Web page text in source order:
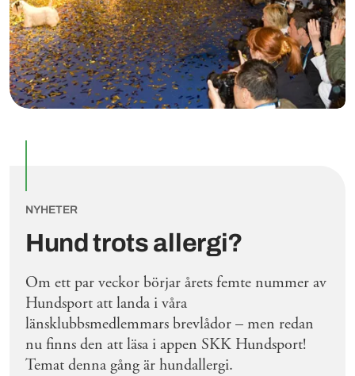
Hund trots allergi?
NYHETER
Om ett par veckor börjar årets femte nummer av
Hundsport att landa i våra
länsklubbsmedlemmars brevlådor – men redan
nu finns den att läsa i appen SKK Hundsport!
Temat denna gång är hundallergi.